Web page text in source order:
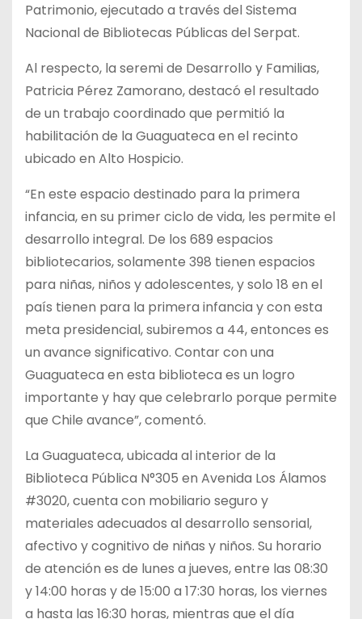
Patrimonio, ejecutado a través del Sistema
Nacional de Bibliotecas Públicas del Serpat.
Al respecto, la seremi de Desarrollo y Familias,
Patricia Pérez Zamorano, destacó el resultado
de un trabajo coordinado que permitió la
habilitación de la Guaguateca en el recinto
ubicado en Alto Hospicio.
“En este espacio destinado para la primera
infancia, en su primer ciclo de vida, les permite el
desarrollo integral. De los 689 espacios
bibliotecarios, solamente 398 tienen espacios
para niñas, niños y adolescentes, y solo 18 en el
país tienen para la primera infancia y con esta
meta presidencial, subiremos a 44, entonces es
un avance significativo. Contar con una
Guaguateca en esta biblioteca es un logro
importante y hay que celebrarlo porque permite
que Chile avance”, comentó.
La Guaguateca, ubicada al interior de la
Biblioteca Pública N°305 en Avenida Los Álamos
#3020, cuenta con mobiliario seguro y
materiales adecuados al desarrollo sensorial,
afectivo y cognitivo de niñas y niños. Su horario
de atención es de lunes a jueves, entre las 08:30
y 14:00 horas y de 15:00 a 17:30 horas, los viernes
a hasta las 16:30 horas, mientras que el día